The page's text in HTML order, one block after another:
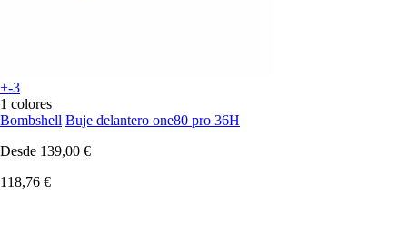
+-3
1 colores
Bombshell Buje delantero one80 pro 36H
Desde 139,00 €
118,76 €